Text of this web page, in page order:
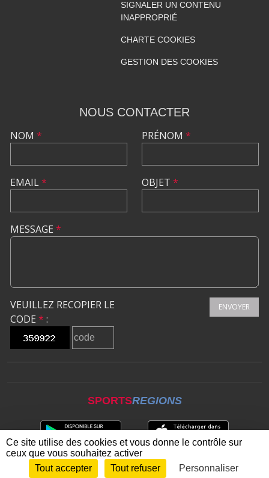
SIGNALER UN CONTENU
INAPPROPRIÉ
CHARTE COOKIES
GESTION DES COOKIES
NOUS CONTACTER
NOM *
EMAIL*
PRÉNOM *
OBJET *
MESSAGE *
VEUILLEZ RECOPIER LE
CODE * :
ENVOYER
SPORTSREGIONS
Envie de participer ? CONNEXION
Ce site utilise des cookies et vous donne le contrôle sur
ceux que vous souhaitez activer
Tout accepter
Tout refuser Personnaliser